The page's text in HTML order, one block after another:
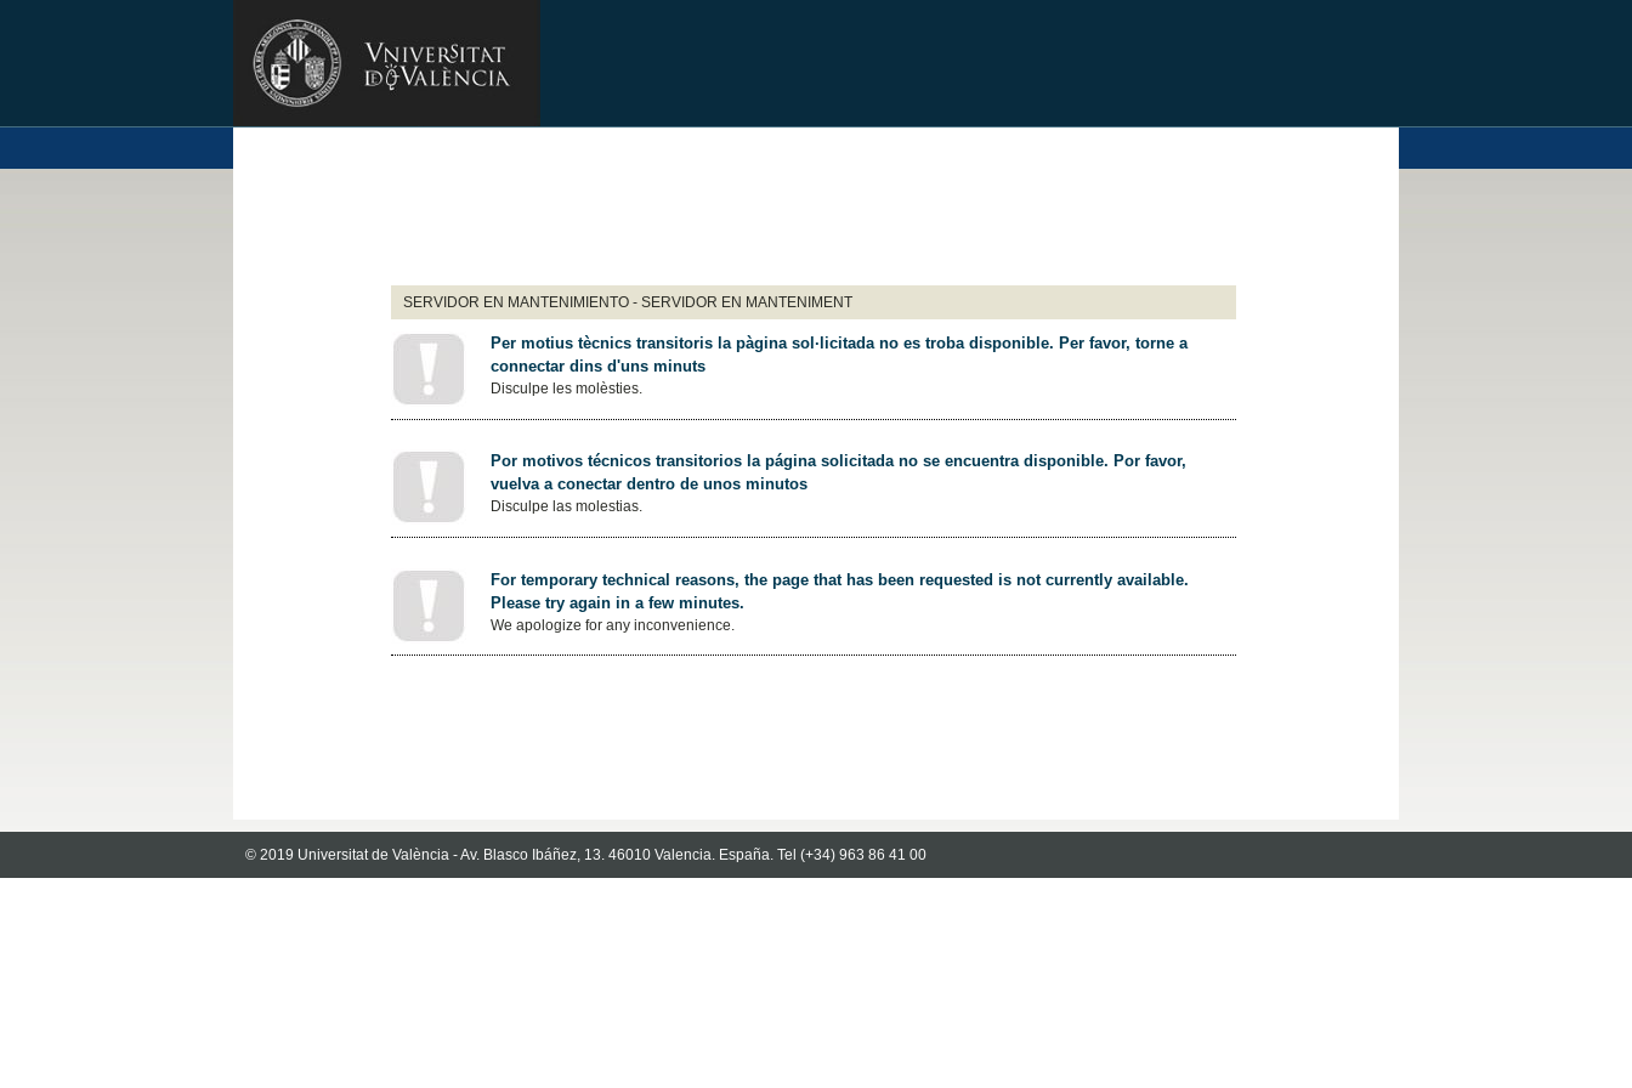
SERVIDOR EN MANTENIMIENTO - SERVIDOR EN MANTENIMENT
Per motius tècnics transitoris la pàgina sol·licitada no es troba disponible. Per favor, torne a
connectar dins d'uns minuts
Disculpe les molèsties.
Por motivos técnicos transitorios la página solicitada no se encuentra disponible. Por favor,
vuelva a conectar dentro de unos minutos
Disculpe las molestias.
For temporary technical reasons, the page that has been requested is not currently available.
Please try again in a few minutes.
We apologize for any inconvenience.
© 2019 Universitat de València - Av. Blasco Ibáñez, 13. 46010 Valencia. España. Tel (+34) 963 86 41 00